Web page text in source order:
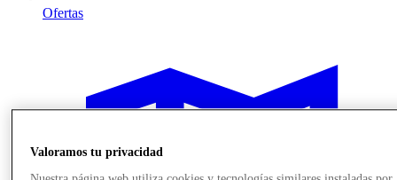
Ofertas
Valoramos tu privacidad